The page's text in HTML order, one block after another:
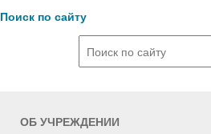
Поиск по сайту
ОБ УЧРЕЖДЕНИИ